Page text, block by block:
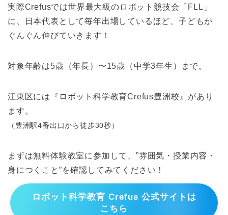
実際Crefusでは世界最大級のロボット競技会「FLL」
に、日本代表として毎年出場しているほど、子どもが
ぐんぐん伸びていきます！
対象年齢は5歳（年長）〜15歳（中学3年生）まで。
江東区には『ロボット科学教育Crefus豊洲校』があり
ます。
（豊洲駅4番出口から徒歩30秒）
まずは無料体験教室に参加して、”雰囲気・授業内容・
身につくこと”を確認してみてください！
ロボット科学教育 Crefus 公式サイトは
こちら